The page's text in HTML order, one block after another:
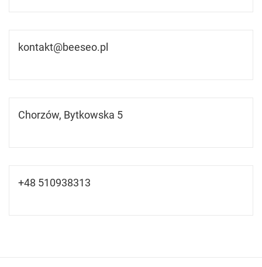
kontakt@beeseo.pl
Chorzów, Bytkowska 5
+48 510938313